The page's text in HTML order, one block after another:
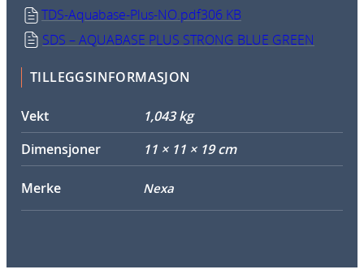
TDS-Aquabase-Plus-NO.pdf306 KB
SDS – AQUABASE PLUS STRONG BLUE GREEN
TILLEGGSINFORMASJON
Vekt
1,043 kg
Dimensjoner
11 × 11 × 19 cm
Merke Nexa